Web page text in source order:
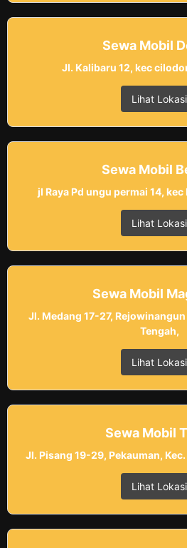
Sewa Mobil
Jl. Kalibaru 12, kec
Lihat Lokasi
Sewa Mobil
jl Raya Pd ungu permai 14,
Lihat Lokasi
Sewa Mobil
Jl. Medang 17-27,
Tengah,
Lihat Lokasi
Sewa Mobil
Jl. Pisang 19-29, Pekauman, Kec.
Lihat Lokasi